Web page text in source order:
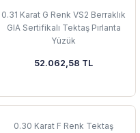
0.31 Karat G Renk VS2 Berraklık
GIA Sertifikalı Tektaş Pırlanta
Yüzük
52.062,58 TL
0.30 Karat F Renk Tektaş